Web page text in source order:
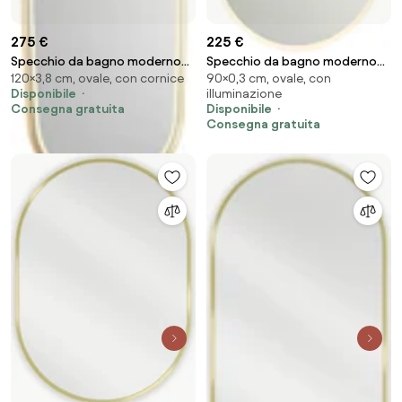
275 €
Specchio da bagno moderno
oro con LED e dimmer touch -
Geraldien
120×3,8 cm, ovale, con cornice
Disponibile
Consegna gratuita
225 €
Specchio da bagno moderno
con LED e dimmer touch -
Bouwina
90×0,3 cm, ovale, con
illuminazione
Disponibile
Consegna gratuita